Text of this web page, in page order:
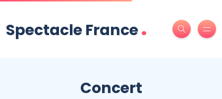
Spectacle France.
Concert